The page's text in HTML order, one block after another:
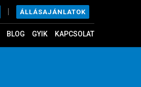
| ÁLLÁSAJÁNLATOK
BLOG GYIK KAPCSOLAT